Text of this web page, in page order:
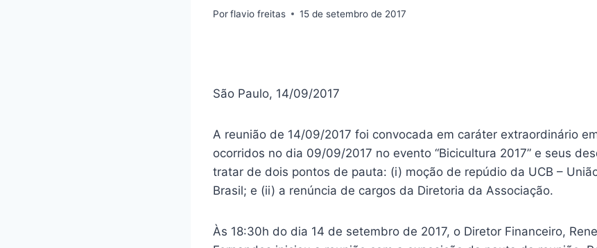
Porflavio freitas 15 de setembro de 2017
São Paulo, 14/09/2017
A reunião de 14/09/2017 foi convocada em caráter extraordinário
ocorridos no dia 09/09/2017 no evento “Bicicultura 2017” e seus
tratar de dois pontos de pauta: (i) moção de repúdio da UCB –
Brasil; e (ii) a renúncia de cargos da Diretoria da Associação.
Às 18:30h do dia 14 de setembro de 2017, o Diretor Financeiro,